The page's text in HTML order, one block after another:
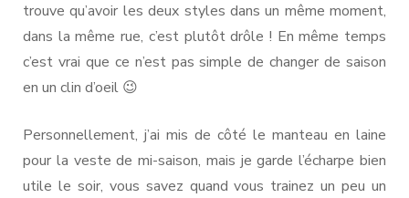
trouve qu’avoir les deux styles dans un même moment,
dans la même rue, c’est plutôt drôle ! En même temps
c’est vrai que ce n’est pas simple de changer de saison
en un clin d’oeil 😉
Personnellement, j’ai mis de côté le manteau en laine
pour la veste de mi-saison, mais je garde l’écharpe bien
utile le soir, vous savez quand vous trainez un peu un